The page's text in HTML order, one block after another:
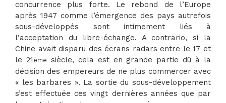
concurrence plus forte. Le rebond de l’Europe
après 1947 comme l’émergence des pays autrefois
sous-développés sont intimement liés à
l’acceptation du libre-échange. A contrario, si la
Chine avait disparu des écrans radars entre le 17 et
le 21 ème siècle, cela est en grande partie dû à la
décision des empereurs de ne plus commercer avec
« les barbares ». La sortie du sous-développement
s’est effectuée ces vingt dernières années que par